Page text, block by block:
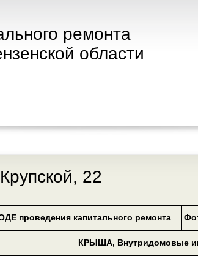
ремонта
области
22
проведения капитального ремонта
КРЫША, Внутридомовые